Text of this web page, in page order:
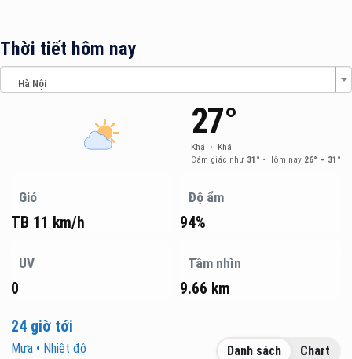
Thời tiết hôm nay
Hà Nội
27°
Khá • Khá
Cảm giác như 31° • Hôm nay 26° – 31°
Gió
TB 11 km/h
Độ ẩm
94%
UV
0
Tầm nhìn
9.66 km
24 giờ tới
Mưa • Nhiệt độ Danh sách Chart